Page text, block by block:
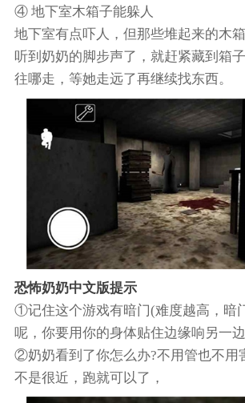
④ 地下室木箱子能躲人
地下室有点吓人，但那些堆起来的木箱
听到奶奶的脚步声了，就赶紧藏到箱
往哪走，等她走远了再继续找东西。
恐怖奶奶中文版提示
①记住这个游戏有暗门(难度越高，暗
呢，你要用你的身体贴住边缘响另一边
②奶奶看到了你怎么办?不用管也不用
不是很近，跑就可以了，